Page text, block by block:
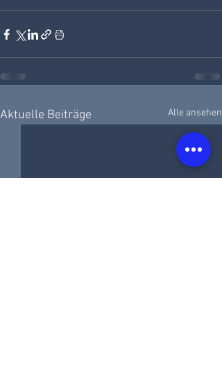
Aktuelle Beiträge Alle ansehen